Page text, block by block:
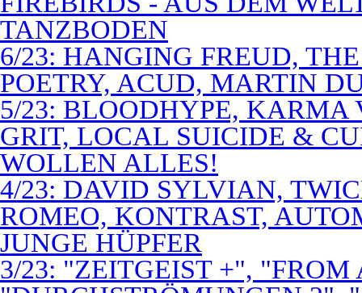
TANZBODEN
6/23: HANGING FREUD,
POETRY, ACUD, MARTIN
5/23: BLOODHYPE, KARMA
GRIT, LOCAL SUICIDE &
WOLLEN ALLES!
4/23: DAVID SYLVIAN,
ROMEO, KONTRAST,
JUNGE HÜPFER
3/23: "ZEITGEIST +", "FROM